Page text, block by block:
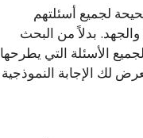
لجميع أسئلتهم
بدلاً من البحث
الأسئلة التي يطرحها
لك الإجابة النموذجية